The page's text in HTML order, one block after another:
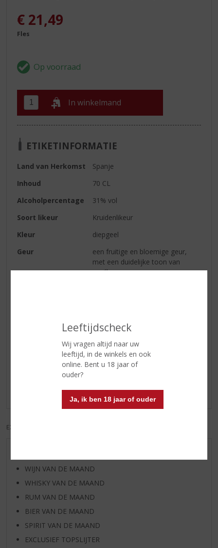
Leeftijdscheck
Wij vragen altijd naar uw
leeftijd, in de winkels en ook
online. Bent u 18 jaar of
ouder?
Ja, ik ben 18 jaar of ouder
€ 21,49
Fles
In winkelmand
ETIKETINFORMATIE
Land van Herkomst
Spanje
Inhoud
70 CL
Alcoholpercentage
31% vol
Soort likeur
Kruidenlikeur
Kleur
diepgeel
Geur
een fruitige en bloemige geur,
met een duidelijke toon van
vanille
Reviews
Schrijf een review
EXCL. BTW
WIJN VAN DE MAAND
WHISKY VAN DE MAAND
RUM VAN DE MAAND
BIER VAN DE MAAND
SPIRIT VAN DE MAAND
EXCLUSIEF TOPSLIJTER